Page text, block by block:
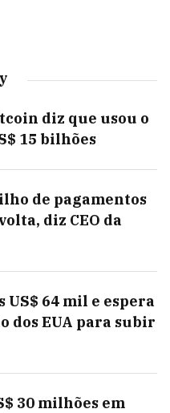
diz que usou o
15 bilhões
de pagamentos
diz CEO da
64 mil e espera
dos EUA para subir
30 milhões em